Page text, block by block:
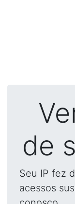
de
Seu IP fez
acessos